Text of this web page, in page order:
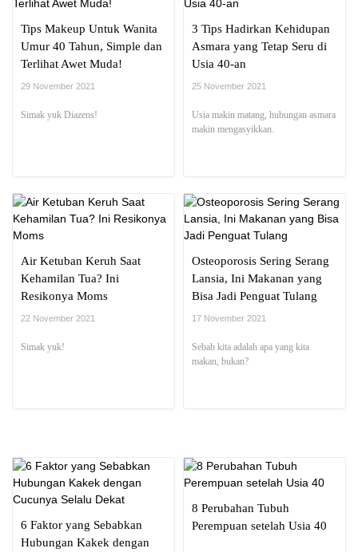
Tips Makeup Untuk Wanita
Umur 40 Tahun, Simple dan
Terlihat Awet Muda!
29 November 2021
Simak yuk Diazens!
3 Tips Hadirkan Kehidupan
Asmara yang Tetap Seru di
Usia 40-an
25 November 2021
Usia makin matang, hubungan asmara
makin mengasyikkan.
Air Ketuban Keruh Saat
Kehamilan Tua? Ini
Resikonya Moms
22 November 2021
Simak yuk!
Osteoporosis Sering Serang
Lansia, Ini Makanan yang
Bisa Jadi Penguat Tulang
17 November 2021
Sebab kita adalah apa yang kita
makan, bukan?
6 Faktor yang Sebabkan
Hubungan Kakek dengan
8 Perubahan Tubuh
Perempuan setelah Usia 40